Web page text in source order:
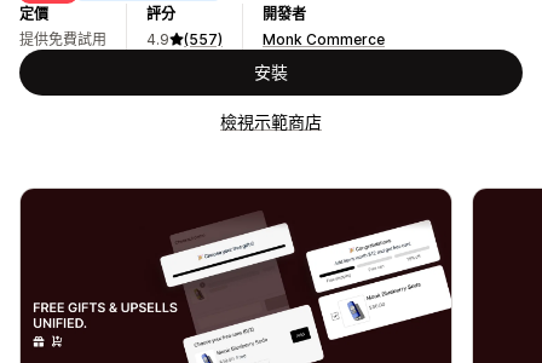
定價
提供免費試用
評分
4.9
(557)
開發者
Monk Commerce
安裝
檢視示範商店